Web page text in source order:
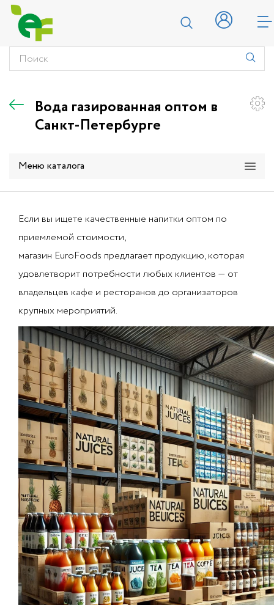
Вода газированная оптом в
Санкт-Петербурге
Меню каталога
Если вы ищете качественные напитки оптом по
приемлемой стоимости,
магазин EuroFoods предлагает продукцию, которая
удовлетворит потребности любых клиентов — от
владельцев кафе и ресторанов до организаторов
крупных мероприятий.